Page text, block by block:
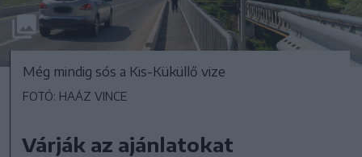
Még mindig sós a Kis-Küküllő vize
FOTÓ: HAÁZ VINCE
Várják az ajánlatokat